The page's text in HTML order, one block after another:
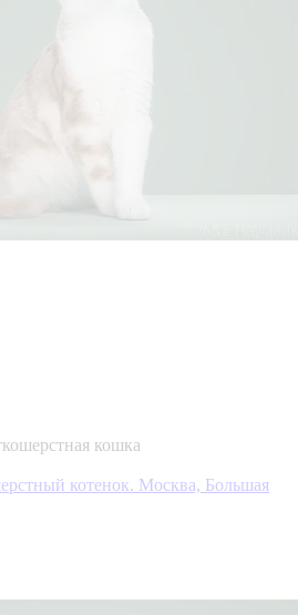
кошка
котенок. Москва, Большая